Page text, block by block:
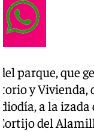
parque, que
y
a la
del